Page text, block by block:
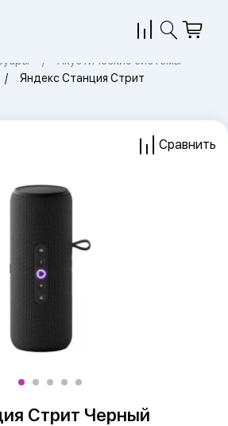
Акустические системы
Яндекс Станция Стрит
Стрит Черный
Сравнить